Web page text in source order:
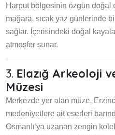
Harput bölgesinin özgün doğal
mağara, sıcak yaz günlerinde
sağlar. İçerisindeki doğal
atmosfer sunar.
3. Elazığ Arkeoloji
Müzesi
Merkezde yer alan müze,
medeniyetlere ait eserleri
Osmanlı’ya uzanan zengin